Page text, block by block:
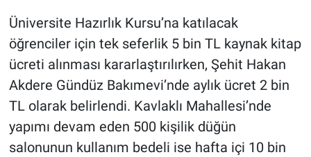
Üniversite Hazırlık Kursu’na katılacak
öğrenciler için tek seferlik 5 bin TL kaynak kitap
ücreti alınması kararlaştırılırken, Şehit Hakan
Akdere Gündüz Bakımevi’nde aylık ücret 2 bin
TL olarak belirlendi. Kavlaklı Mahallesi’nde
yapımı devam eden 500 kişilik düğün
salonunun kullanım bedeli ise hafta içi 10 bin